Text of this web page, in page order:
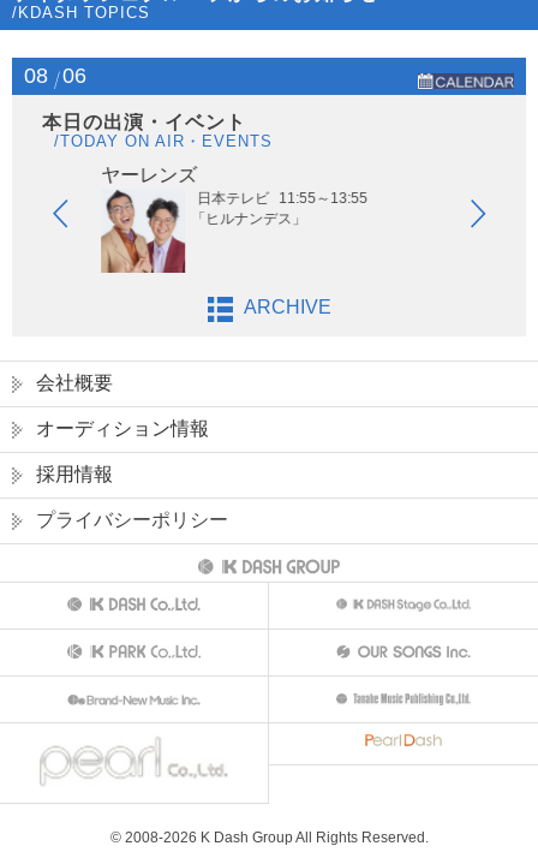
/KDASH TOPICS
08 06
本日の出演・イベント
/TODAY ON AIR・EVENTS
ヤーレンズ
日本テレビ 11:55～13:55
「ヒルナンデス」
ARCHIVE
会社概要
オーディション情報
採用情報
プライバシーポリシー
© 2008-2026 K Dash Group All Rights Reserved.